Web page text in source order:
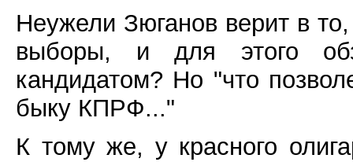
Неужели Зюганов верит в
выборы, и для этого
кандидатом? Но "что
быку КПРФ..."
К тому же, у красного